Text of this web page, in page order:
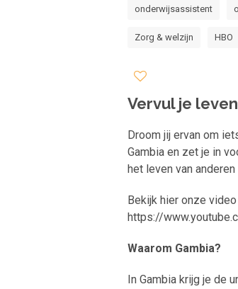
onderwijsassistent
Zorg & welzijn HBO
Vervul je
Droom jij ervan om
Gambia en zet je in
het leven van
Bekijk hier onze
https://
Waarom Gambia?
In Gambia krijg je de